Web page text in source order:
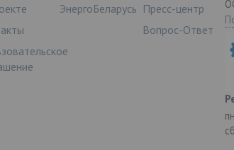
ЭнергоБеларусь Пресс-центр
Вопрос-Ответ